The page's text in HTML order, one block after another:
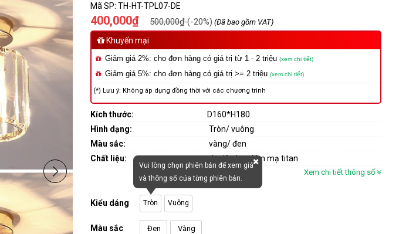
Mã SP: TH-HT-TPL07-DE
400,000₫ 500,000₫(-20%) (Đã bao gồm VAT)
Khuyến mại
Giảm giá 2%: cho đơn hàng có giá trị từ 1 - 2 triệu(xem chi tiết)
Giảm giá 5%: cho đơn hàng có giá trị >= 2 triệu(xem chi tiết)
(*) Lưu ý: Không áp dụng đồng thời với các chương trình
Kích thước:
D160*H180
Hình dạng:
Tròn/ vuông
Màu sắc:
vàng/ đen
Chất liệu:
pha lê+ hợp kim mạ titan
Xem chi tiết thông số
Vui lòng chọn phiên bản để xem giá
và thông số của từng phiên bản.
Kiểu dáng Tròn Vuông
Màu sắc Đen Vàng